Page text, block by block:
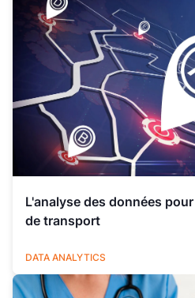
L'analyse des données
de transport
LOGISTIQUE
DATA ANALYTICS